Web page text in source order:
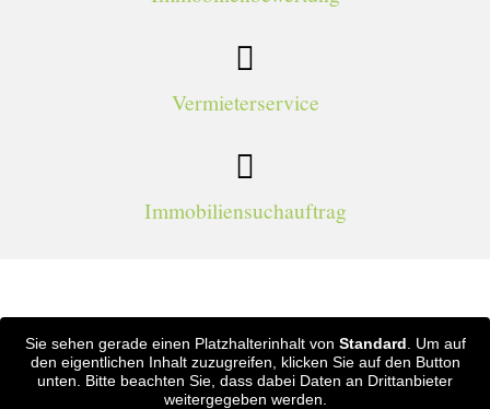
Vermieterservice
Immobiliensuchauftrag
Sie sehen gerade einen Platzhalterinhalt von Standard . Um auf
den eigentlichen Inhalt zuzugreifen, klicken Sie auf den Button
unten. Bitte beachten Sie, dass dabei Daten an Drittanbieter
weitergegeben werden.